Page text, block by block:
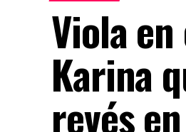
Viola
Karina
revés